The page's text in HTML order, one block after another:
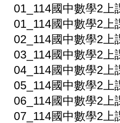
01_114國中數學2上
01_114國中數學2上
02_114國中數學2上
03_114國中數學2上
04_114國中數學2上
05_114國中數學2上
06_114國中數學2上
07_114國中數學2上